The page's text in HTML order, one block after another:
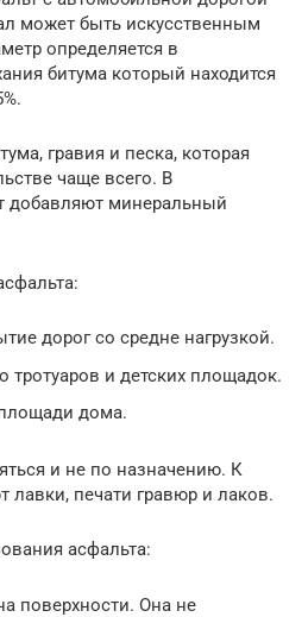
может быть искусственным
определяется в
битума который находится
гравия и песка, которая
чаще всего. В
добавляют минеральный
дорог со средне нагрузкой.
тротуаров и детских площадок.
дома.
и не по назначению. К
лавки, печати гравюр и лаков.
асфальта:
поверхности. Она не